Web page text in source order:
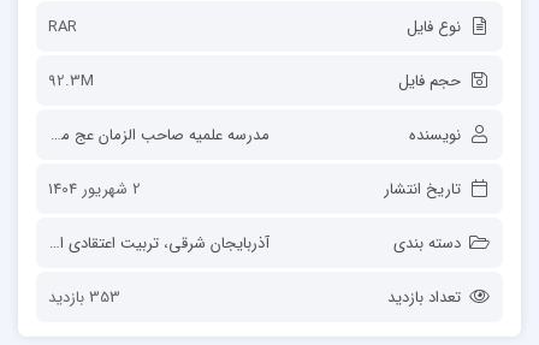
نوع فایل RAR
حجم فایل 92.3M
نویسنده مدرسه علمیه صاحب الزمان عج مرند
تاریخ انتشار 2 شهریور 1404
دسته بندی آذربایجان شرقی، تربیت اعتقادی ایمانی
تعداد بازدید 353 بازدید